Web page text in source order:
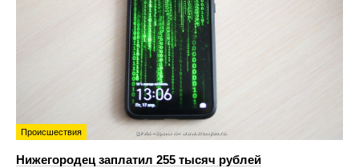
Происшествия
Нижегородец заплатил 255 тысяч рублей